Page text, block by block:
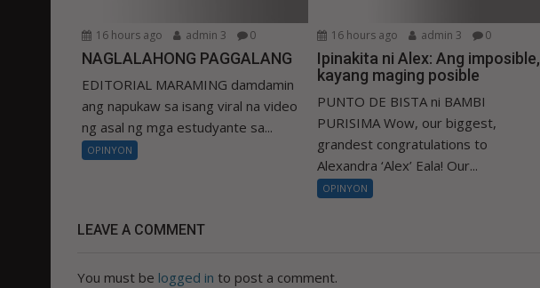
16 hours ago admin 3 0
NAGLALAHONG PAGGALANG
EDITORIAL MARAMING damdamin
ang napukaw sa isang viral na video
ng asal ng mga estudyante sa...
OPINYON
16 hours ago admin 3 0
Ipinakita ni Alex: Ang imposible,
kayang maging posible
PUNTO DE BISTA ni BAMBI
PURISIMA Wow, our biggest,
grandest congratulations to
Alexandra ‘Alex’ Eala! Our...
OPINYON
LEAVE A COMMENT
You must be logged in to post a comment.